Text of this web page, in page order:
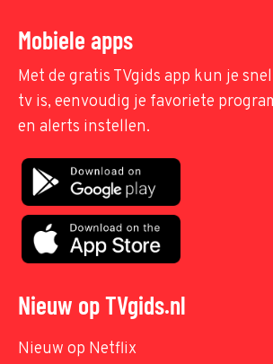
Mobiele apps
Met de gratis TVgids app kun je
tv is, eenvoudig je favoriete
en alerts instellen.
Nieuw op TVgids.nl
Nieuw op Netflix